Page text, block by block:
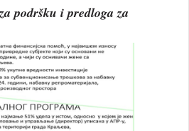
podršku i predloga za